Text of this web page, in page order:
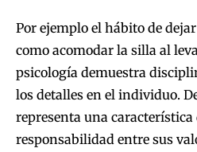
Por ejemplo el hábito de
como acomodar la silla al
psicología demuestra
los detalles en el individuo.
representa una característica
responsabilidad entre sus